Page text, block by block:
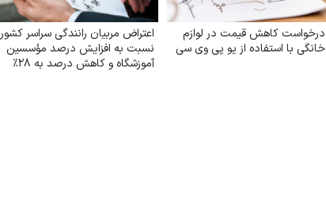
درخواست کاهش قیمت در لوازم
خانگی با استفاده از یو پی وی سی
اعتراض مربیان رانندگی سراسر کشور
نسبت به افزایش درصد مؤسسین
آموزشگاه و کاهش درصد به ۲۸٪